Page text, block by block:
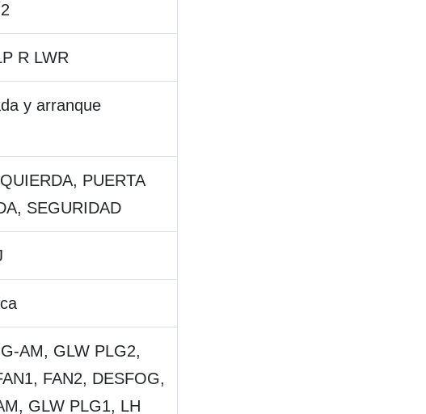
R LWR
y arranque
PUERTA
SEGURIDAD
AM, GLW PLG2,
FAN2, DESFOG,
GLW PLG1, LH